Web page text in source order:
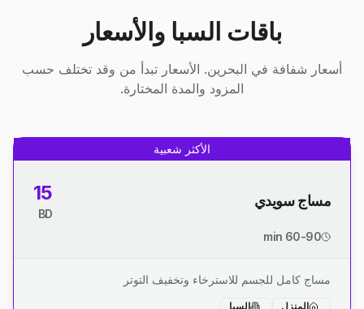
باقات السبا والأسعار
أسعار شفافة في البحرين. الأسعار تبدأ من وقد تختلف حسب
المزود والمدة المختارة.
الأكثر شعبية
مساج سويدي 15
BD
60-90 min
مساج كامل للجسم للاسترخاء وتخفيف التوتر
المنزل السبا